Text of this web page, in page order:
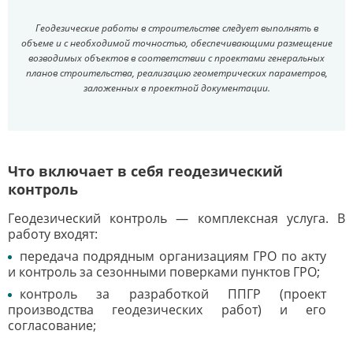
Геодезические работы в строительстве следует выполнять в
объеме и с необходимой точностью, обеспечивающими размещение
возводимых объектов в соответствии с проектами генеральных
планов строительства, реализацию геометрических параметров,
заложенных в проектной документации.
Что включает в себя геодезический
контроль
Геодезический контроль — комплексная услуга. В
работу входят:
передача подрядным организациям ГРО по акту
и контроль за сезонными поверками пунктов ГРО;
контроль за разработкой ППГР (проект
производства геодезических работ) и его
согласование;